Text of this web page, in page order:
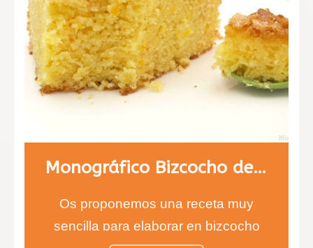
Monográfico Bizcocho de naranja
Os proponemos una receta muy
sencilla para elaborar en bizcocho